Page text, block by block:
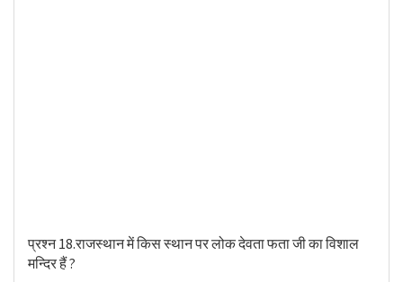
प्रश्न 18.राजस्थान में किस स्थान पर लोक देवता फता जी का विशाल
मन्दिर हैं ?